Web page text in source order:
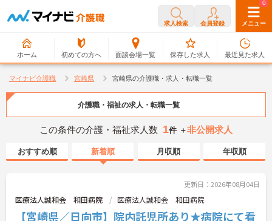
求人検索 会員登録 メニュー
ホーム 初めての方へ 面談会場一覧
0
保存した求人
0
最近見た求人
マイナビ介護職 宮崎県 宮崎県の介護職・求人・転職一覧
介護職・福祉の求人・転職一覧
この条件の介護・福祉求人数 1件 ＋非公開求人
おすすめ順 新着順 月収順 年収順
更新日：2026年08月04日
医療法人誠和会 和田病院 医療法人誠和会 和田病院
【宮崎県／日向市】院内託児所あり★病院にて看